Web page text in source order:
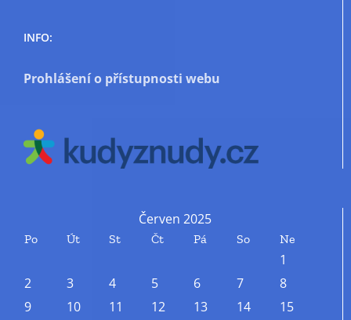
INFO:
Prohlášení o přístupnosti webu
Červen 2025
Po Út St Čt Pá So Ne
1
2
3 4 5 6 7
8
9
10 11 12 13 14
15